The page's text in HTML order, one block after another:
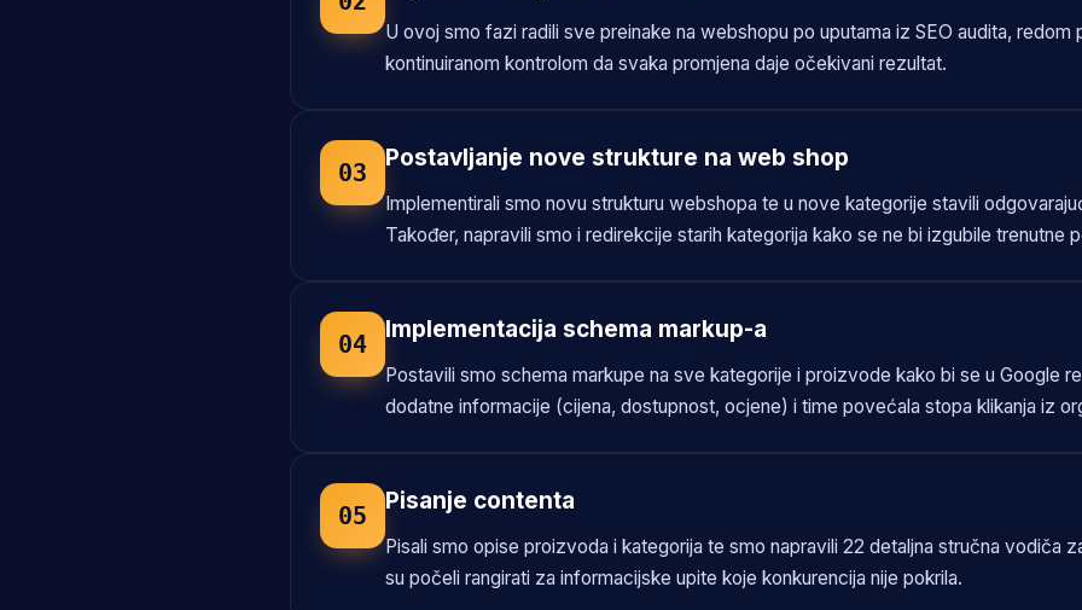
U ovoj smo fazi radili sve preinake na webshopu po uputama iz SEO audita, redom
kontinuiranom kontrolom da svaka promjena daje očekivani rezultat.
03
Postavljanje nove strukture na web shop
Implementirali smo novu strukturu webshopa te u nove kategorije stavili
Također, napravili smo i redirekcije starih kategorija kako se ne bi izgubile trenutne
04
Implementacija schema markup-a
Postavili smo schema markupe na sve kategorije i proizvode kako bi se u Google
dodatne informacije (cijena, dostupnost, ocjene) i time povećala stopa klikanja iz
05
Pisanje contenta
Pisali smo opise proizvoda i kategorija te smo napravili 22 detaljna stručna vodiča
su počeli rangirati za informacijske upite koje konkurencija nije pokrila.